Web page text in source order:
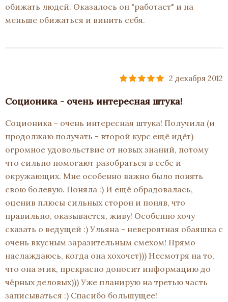
обижать людей. Оказалось он "работает" и на
меньше обижаться и винить себя.
2 декабря 2012
Соционика - очень интересная штука!
Соционика - очень интересная штука! Получила (и
продолжаю получать - второй курс ещё идёт)
огромное удовольствие от новых знаний, потому
что сильно помогают разобраться в себе и
окружающих. Мне особенно важно было понять
свою болевую. Поняла :) И ещё обрадовалась,
оценив плюсы сильных сторон и поняв, что
правильно, оказывается, живу! Особенно хочу
сказать о ведущей :) Ульяна - невероятная обаяшка с
очень вкусным заразительным смехом! Прямо
наслаждаюсь, когда она хохочет))) Несмотря на то,
что она этик, прекрасно доносит информацию до
чёрных деловых))) Уже планирую на третью часть
записываться :) Спасибо большущее!